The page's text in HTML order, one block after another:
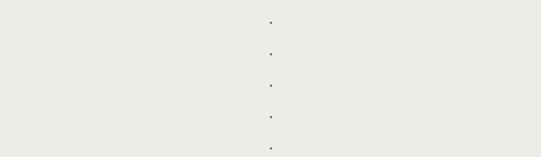
.
.
.
.
.